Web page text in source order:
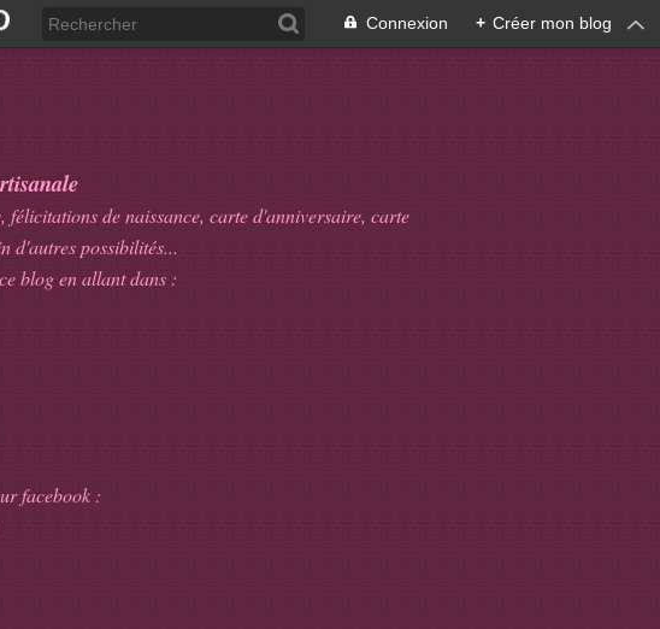
Connexion + Créer mon blog
de naissance, carte d'anniversaire, carte
d'autres possibilités...
blog en allant dans :
facebook :